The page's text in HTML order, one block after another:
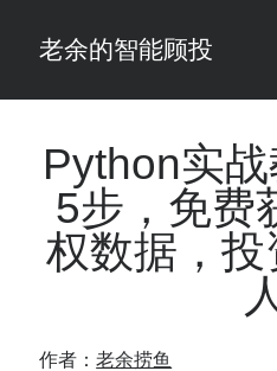
老余的智能顾投
Sidebar
最新发表 ：
Black-Scholes模型漏算了一笔账，
老余看市：假曙光、核电弹药上膛、
你的回测曲线越漂亮，我越替你担心
仓位大小背后的数学：为什么胜率
Python实
5步，免费
权数据，
作者：老余捞鱼